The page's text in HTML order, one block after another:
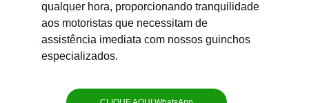
qualquer hora, proporcionando tranquilidade
aos motoristas que necessitam de
assistência imediata com nossos guinchos
especializados.